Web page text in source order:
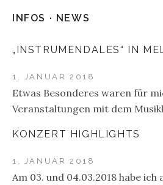
INFOS · NEWS
„INSTRUMENDALES“ IN
1. JANUAR 2018
Etwas Besonderes waren für
Veranstaltungen mit dem
KONZERT HIGHLIGHTS
1. JANUAR 2018
Am 03. und 04.03.2018 habe